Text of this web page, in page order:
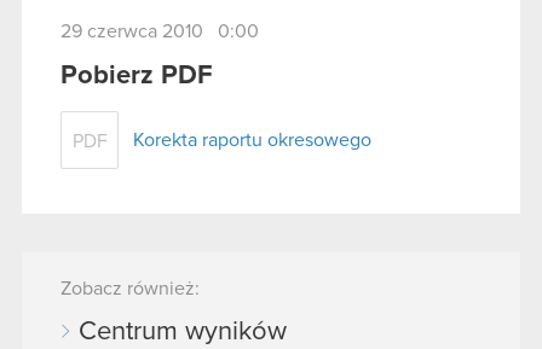
29 czerwca 2010 0:00
Pobierz PDF
PDF Korekta raportu okresowego
Zobacz również:
Centrum wyników